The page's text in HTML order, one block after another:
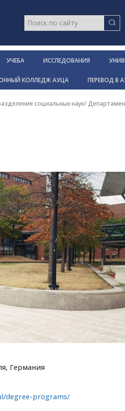
УЧЕБА ИССЛЕДОВАНИЯ
КОЛЛЕДЖ АУЦА ПЕРЕВОД В
социальных наук/
Германия
programs/